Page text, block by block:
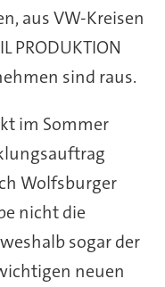
aus VW-Kreisen
PRODUKTION
sind raus.
im Sommer
Wolfsburger
nicht die
sogar der
neuen